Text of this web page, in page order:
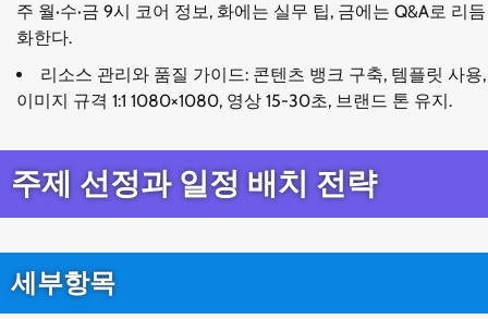
주 월·수·금 9시 코어 정보, 화에는 실무 팁, 금에는 Q&A로 리듬
화한다.
리소스 관리와 품질 가이드: 콘텐츠 뱅크 구축, 템플릿 사용,
이미지 규격 1:1 1080×1080, 영상 15-30초, 브랜드 톤 유지.
주제 선정과 일정 배치 전략
세부항목